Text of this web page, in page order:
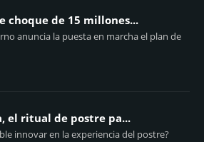
choque de 15 millones...
anuncia la puesta en marcha el plan de
el ritual de postre pa...
innovar en la experiencia del postre?